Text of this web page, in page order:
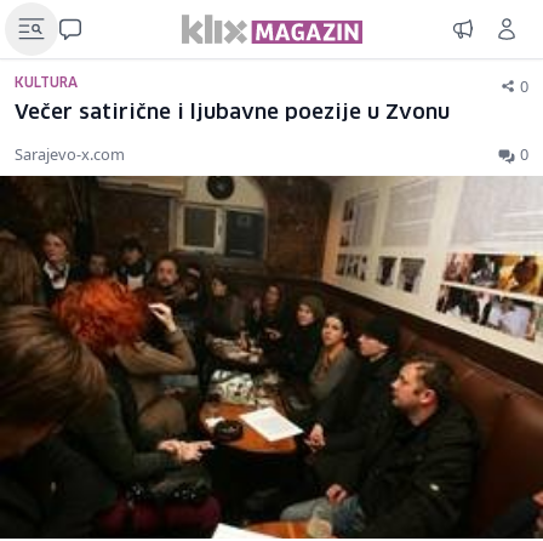
KULTURA 0
Večer satirične i ljubavne poezije u Zvonu
Sarajevo-x.com 0